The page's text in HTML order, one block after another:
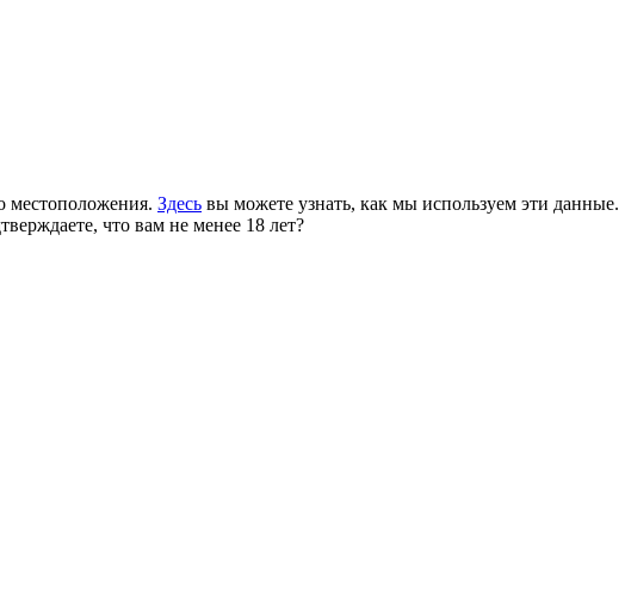
местоположения. Здесь вы можете узнать, как мы используем эти данные.
что вам не менее 18 лет?